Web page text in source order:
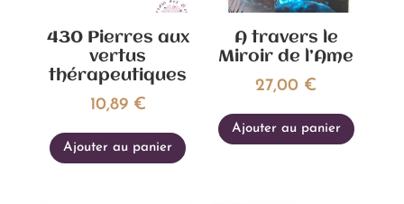
430 Pierres aux
vertus
thérapeutiques
10,89 €
Ajouter au panier
A travers le
Miroir de l’Ame
27,00 €
Ajouter au panier